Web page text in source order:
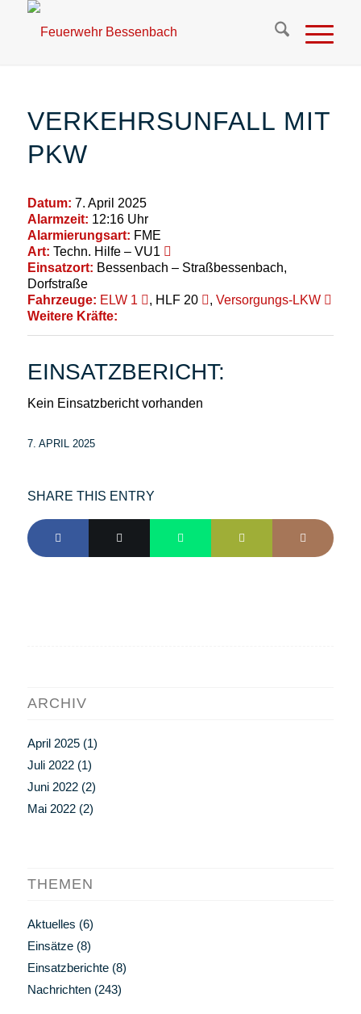
VERKEHRSUNFALL MIT
PKW
Datum: 7. April 2025
Alarmzeit: 12:16 Uhr
Alarmierungsart: FME
Art: Techn. Hilfe – VU1
Einsatzort: Bessenbach – Straßbessenbach,
Dorfstraße
Fahrzeuge: ELW 1 , HLF 20 , Versorgungs-LKW
Weitere Kräfte:
EINSATZBERICHT:
Kein Einsatzbericht vorhanden
7. APRIL 2025
SHARE THIS ENTRY
ARCHIV
April 2025(1)
Juli 2022(1)
Juni 2022(2)
Mai 2022(2)
THEMEN
Aktuelles (6)
Einsätze(8)
Einsatzberichte(8)
Nachrichten(243)